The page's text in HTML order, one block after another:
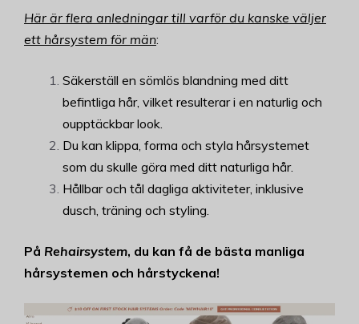
Här är flera anledningar till varför du kanske väljer
ett hårsystem för män:
Säkerställ en sömlös blandning med ditt
befintliga hår, vilket resulterar i en naturlig och
oupptäckbar look.
Du kan klippa, forma och styla hårsystemet
som du skulle göra med ditt naturliga hår.
Hållbar och tål dagliga aktiviteter, inklusive
dusch, träning och styling.
På Rehairsystem, du kan få de bästa manliga
hårsystemen och hårstyckena!